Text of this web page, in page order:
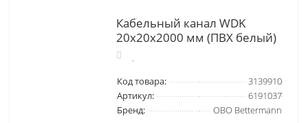
Кабельный канал WDK
20x20x2000 мм (ПВХ белый)
Код товара:
3139910
Артикул:
6191037
Бренд:
OBO Bettermann